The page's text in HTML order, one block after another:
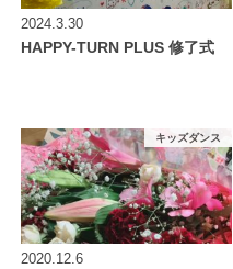
2024.3.30
HAPPY-TURN PLUS 修了式
キッズダンス
2020.12.6